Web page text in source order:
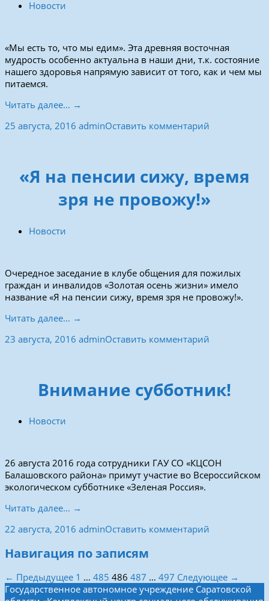
Новости
«Мы есть то, что мы едим». Эта древняя восточная
мудрость особенно актуальна в наши дни, т.к. состояние
нашего здоровья напрямую зависит от того, как и чем мы
питаемся.
Читать далее… →
25 августа, 2016 adminОставить комментарий
«Я на пенсии сижу, время
зря не провожу!»
Новости
Очередное заседание в клубе общения для пожилых
граждан и инвалидов «Золотая осень жизни» имело
название «Я на пенсии сижу, время зря не провожу!».
Читать далее… →
23 августа, 2016 adminОставить комментарий
Внимание субботник!
Новости
26 августа 2016 года сотрудники ГАУ СО «КЦСОН
Балашовского района» примут участие во Всероссийском
экологическом субботнике «Зеленая Россия».
Читать далее… →
22 августа, 2016 adminОставить комментарий
Навигация по записям
← Предыдущее 1 … 485 486 487 … 497 Следующее →
Государственное автономное учреждение Саратовской